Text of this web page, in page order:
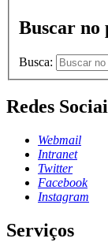
Buscar no
Busca:
Redes
Webmail
Intranet
Twitter
Facebook
Instagram
Serviços